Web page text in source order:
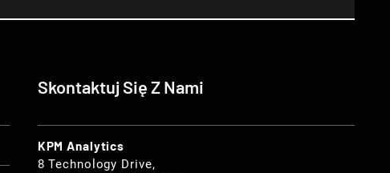
Skontaktuj Się Z Nami
KPM Analytics
8 Technology Drive,